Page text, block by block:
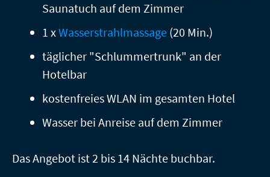
Saunatuch auf dem Zimmer
1 xWasserstrahlmassage (20 Min.)
täglicher "Schlummertrunk" an der
Hotelbar
kostenfreies WLAN im gesamten Hotel
Wasser bei Anreise auf dem Zimmer
Das Angebot ist 2 bis 14 Nächte buchbar.